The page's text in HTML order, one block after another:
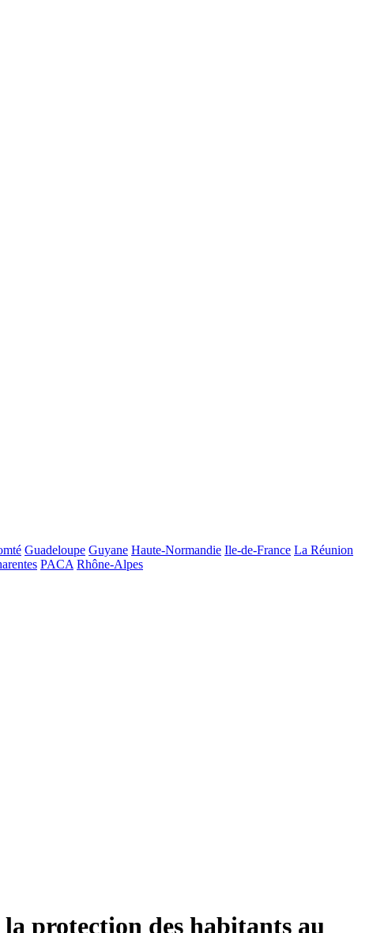
Guadeloupe Guyane Haute-Normandie Ile-de-France La Réunion
PACA Rhône-Alpes
protection des habitants au